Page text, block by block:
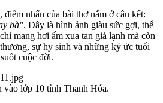
nhấn của bài thơ nằm ở câu kết:
bà". Đây là hình ảnh giàu sức gợi, thể
mang hơi ấm xua tan giá lạnh mà còn
sự hy sinh và những ký ức tuổi
cuộc đời.
lớp 10 tỉnh Thanh Hóa.